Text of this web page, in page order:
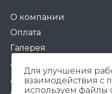
О компании
Оплата
Галерея
Акции
Доставка
Для улучшения
взаимодействия с
используем файлы